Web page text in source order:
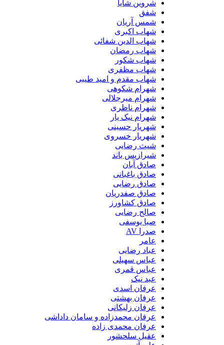
شروین شایا
شمس آریان
شهاب اکبری
شهاب الدین شفائی
شهاب رمضان
شهاب شکور
شهاب مظفری
شهاب مقدم و امید طیبی
شهرام شکوهی
شهرام میرجلالی
شهرام ناظری
شهرام نیک یار
شهریار حسینی
شهریار خسروی
شیث رضایی
شیرازیس باند
صادق آبان
صادق باغبانی
صادق رضایی
صادق صفدریان
صادق کشاورز
صالح رضایی
صبا یوسفی
عباد رضایی
عباس سهیلی
عباس قمری
عبد نیک
عرفان اسدی
عرفان بهشتی
عرفان زلیکانی
عرفان محمدزاده و سامان داداشی
عرفان محمدی زاده
عقیل سلحشور